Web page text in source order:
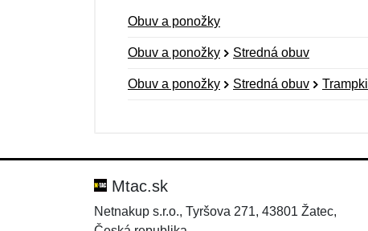
Obuv a ponožky
Obuv a ponožky Stredná obuv
Obuv a ponožky Stredná obuv Trampki
Mtac.sk
Netnakup s.r.o., Tyršova 271, 43801 Žatec,